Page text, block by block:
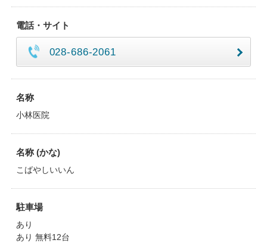
電話・サイト
028-686-2061
名称
小林医院
名称 (かな)
こばやしいいん
駐車場
あり
あり 無料12台